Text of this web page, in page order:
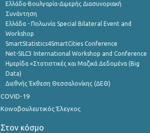
Ελλάδα-Βουλγαρία-Διμερής Διασυνοριακή
Συνάντηση
Ελλάδα - Πολωνία Special Bilateral Event and
Workshop
SmartStatistics4SmartCities Conference
Net-SILC3 International Workshop and Conference
Ημερίδα «Στατιστικές και Μαζικά Δεδομένα (Big
Data)
Διεθνής Έκθεση Θεσσαλονίκης (ΔΕΘ)
COVID-19
Κοινοβουλευτικός Έλεγχος
Στον κόσμο